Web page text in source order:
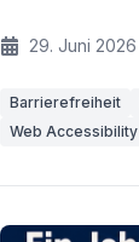
29. Juni 2026
Barrierefreiheit
Web Accessibility